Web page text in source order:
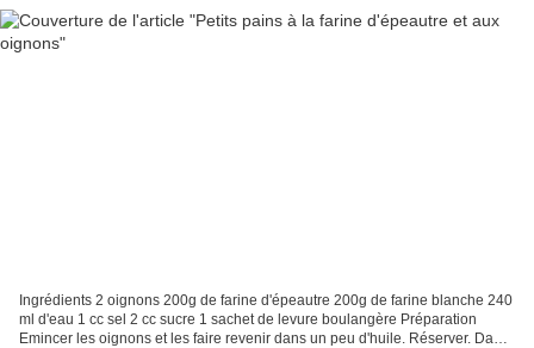
Ingrédients 2 oignons 200g de farine d'épeautre 200g de farine blanche 240
ml d'eau 1 cc sel 2 cc sucre 1 sachet de levure boulangère Préparation
Emincer les oignons et les faire revenir dans un peu d'huile. Réserver. Dans